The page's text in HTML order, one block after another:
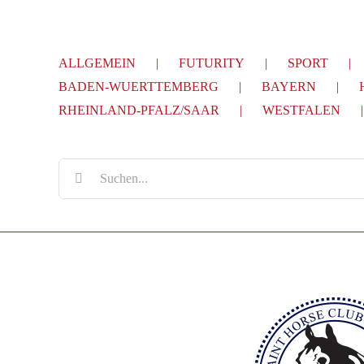
ALLGEMEIN FUTURITY SPORT
BADEN-WUERTTEMBERG
BAYERN
RHEINLAND-PFALZ/SAAR
WESTFALEN
Suche
nach: